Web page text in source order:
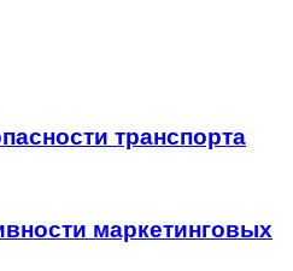
транспорта
маркетинговых